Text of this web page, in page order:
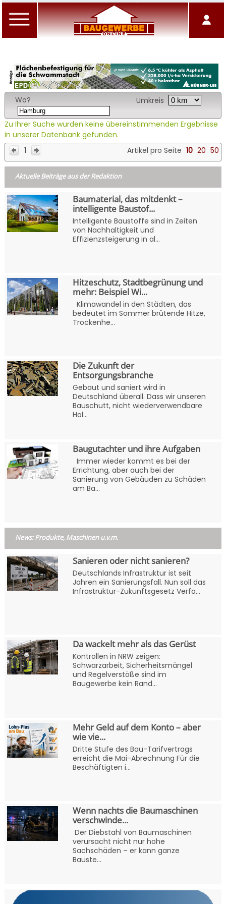
Wo? Umkreis
Zu Ihrer Suche wurden keine übereinstimmenden Ergebnisse
in unserer Datenbank gefunden.
1
Artikel pro Seite 10 20 50
Aktuelle Beiträge aus der Redaktion
Baumaterial, das mitdenkt –
intelligente Baustof...
Intelligente Baustoffe sind in Zeiten
von Nachhaltigkeit und
Effizienzsteigerung in al...
Hitzeschutz, Stadtbegrünung und
mehr: Beispiel Wi...
Klimawandel in den Städten, das
bedeutet im Sommer brütende Hitze,
Trockenhe...
Die Zukunft der
Entsorgungsbranche
Gebaut und saniert wird in
Deutschland überall. Dass wir unseren
Bauschutt, nicht wiederverwendbare
Hol...
Baugutachter und ihre Aufgaben
Immer wieder kommt es bei der
Errichtung, aber auch bei der
Sanierung von Gebäuden zu Schäden
am Ba...
News: Produkte, Maschinen u.v.m.
Sanieren oder nicht sanieren?
Deutschlands Infrastruktur ist seit
Jahren ein Sanierungsfall. Nun soll das
Infrastruktur-Zukunftsgesetz Verfa...
Da wackelt mehr als das Gerüst
Kontrollen in NRW zeigen:
Schwarzarbeit, Sicherheitsmängel
und Regelverstöße sind im
Baugewerbe kein Rand...
Mehr Geld auf dem Konto – aber
wie vie...
Dritte Stufe des Bau-Tarifvertrags
erreicht die Mai-Abrechnung Für die
Beschäftigten i...
Wenn nachts die Baumaschinen
verschwinde...
Der Diebstahl von Baumaschinen
verursacht nicht nur hohe
Sachschäden – er kann ganze
Bauste...